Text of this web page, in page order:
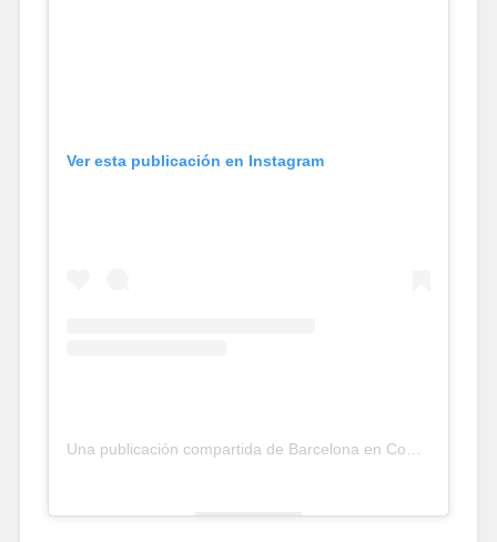
Ver esta publicación en Instagram